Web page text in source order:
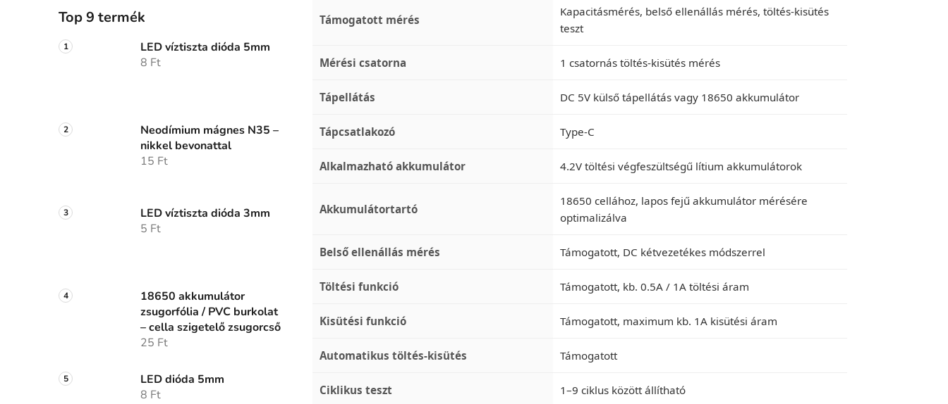
Top 9 termék
LED víztiszta dióda 5mm
8 Ft
Neodímium mágnes N35 –
nikkel bevonattal
15 Ft
LED víztiszta dióda 3mm
5 Ft
18650 akkumulátor
zsugorfólia / PVC burkolat
– cella szigetelő zsugorcső
25 Ft
LED dióda 5mm
8 Ft
Támogatott mérés
Kapacitásmérés, belső ellenállás mérés, töltés-kisütés
teszt
Mérési csatorna 1 csatornás töltés-kisütés mérés
Tápellátás DC 5V külső tápellátás vagy 18650 akkumulátor
Tápcsatlakozó Type-C
Alkalmazható akkumulátor 4.2V töltési végfeszültségű lítium akkumulátorok
Akkumulátortartó
18650 cellához, lapos fejű akkumulátor mérésére
optimalizálva
Belső ellenállás mérés Támogatott, DC kétvezetékes módszerrel
Töltési funkció Támogatott, kb. 0.5A / 1A töltési áram
Kisütési funkció Támogatott, maximum kb. 1A kisütési áram
Automatikus töltés-kisütés Támogatott
Ciklikus teszt 1–9 ciklus között állítható